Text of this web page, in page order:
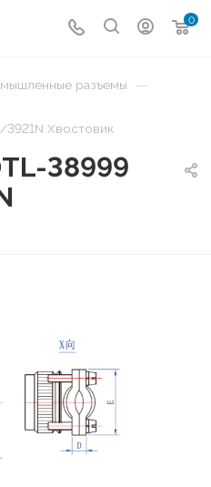
0
разъемы —
3921N Хвостовик
38999